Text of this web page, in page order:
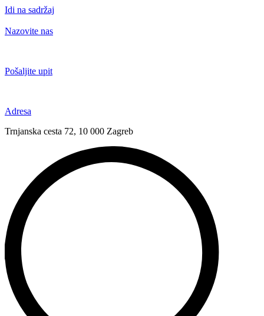
Idi na sadržaj
Nazovite nas
Pošaljite upit
Adresa
Trnjanska cesta 72, 10 000 Zagreb